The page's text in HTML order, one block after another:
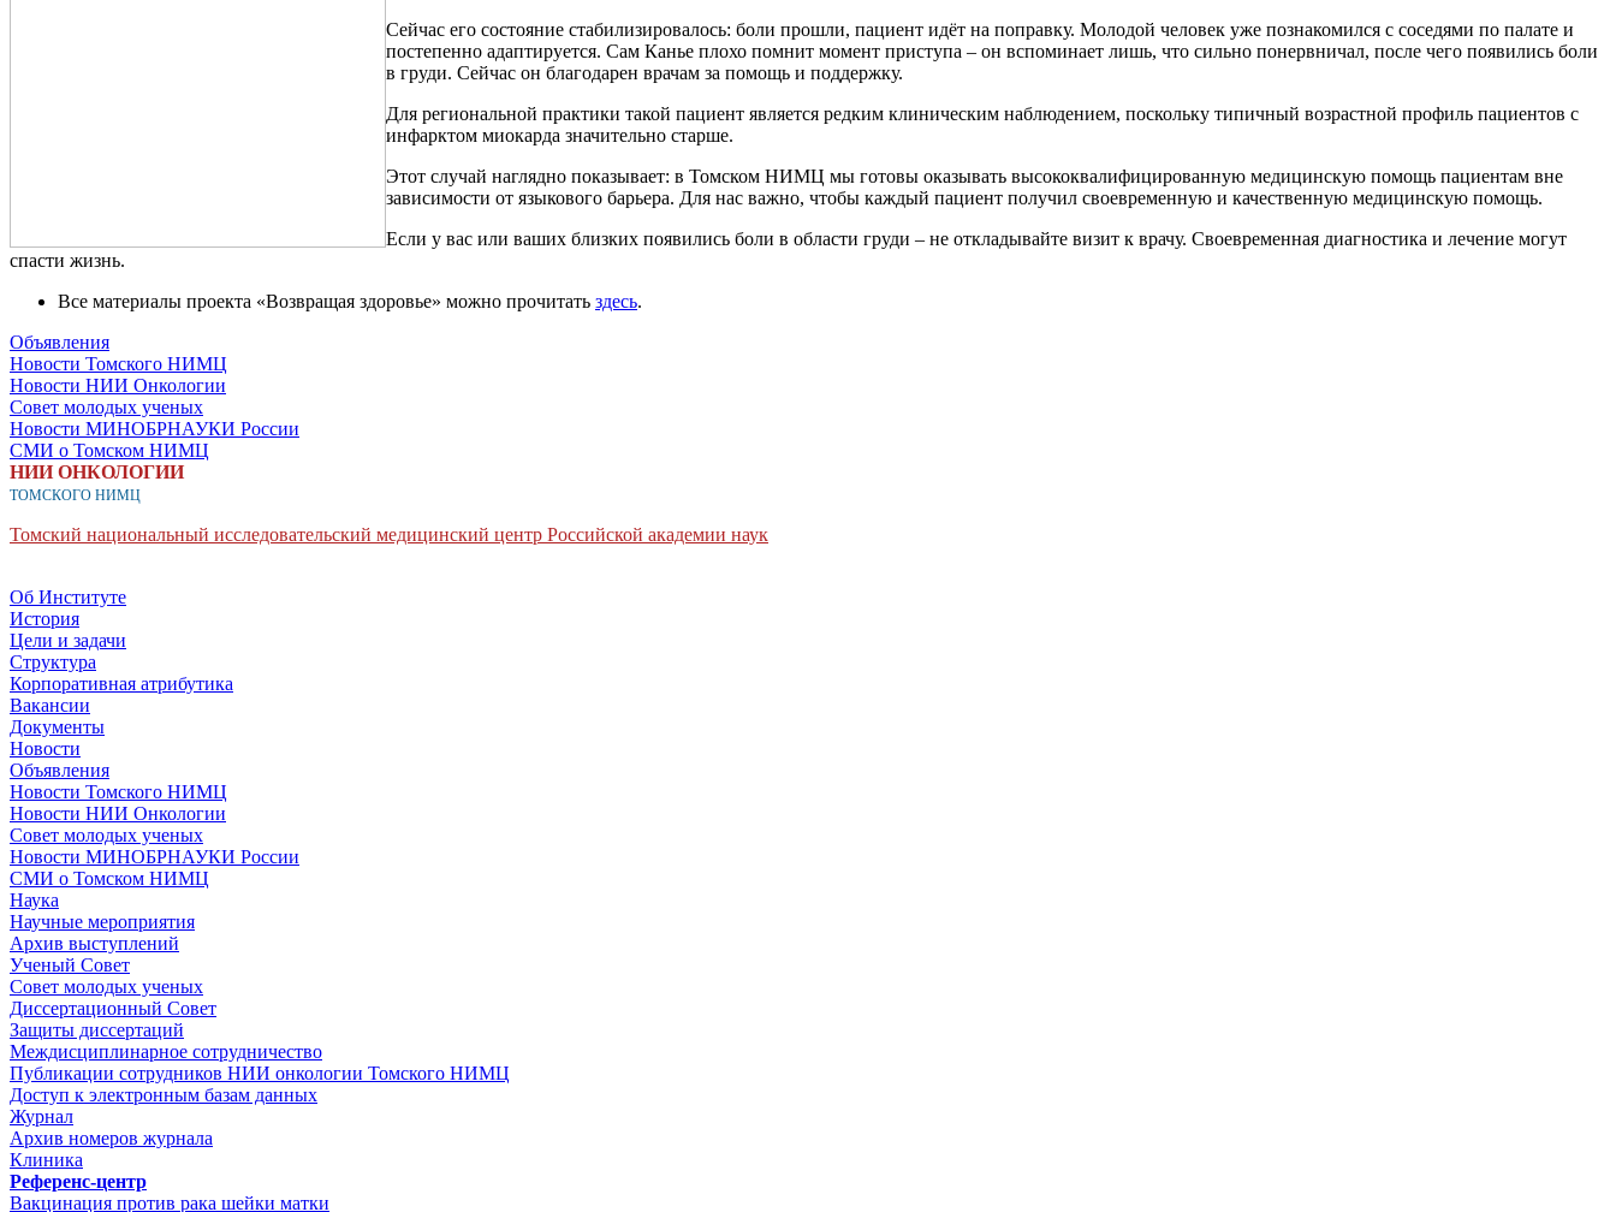
Сейчас его состояние стабилизировалось: боли прошли, пациент идёт на поправку. Молодой человек уже познакомился с соседями по палате и
постепенно адаптируется. Сам Канье плохо помнит момент приступа – он вспоминает лишь, что сильно понервничал, после чего появились боли
в груди. Сейчас он благодарен врачам за помощь и поддержку.
Для региональной практики такой пациент является редким клиническим наблюдением, поскольку типичный возрастной профиль пациентов с
инфарктом миокарда значительно старше.
Этот случай наглядно показывает: в Томском НИМЦ мы готовы оказывать высококвалифицированную медицинскую помощь пациентам вне
зависимости от языкового барьера. Для нас важно, чтобы каждый пациент получил своевременную и качественную медицинскую помощь.
Если у вас или ваших близких появились боли в области груди – не откладывайте визит к врачу. Своевременная диагностика и лечение могут
спасти жизнь.
Все материалы проекта «Возвращая здоровье» можно прочитать здесь.
Объявления
Новости Томского НИМЦ
Новости НИИ Онкологии
Совет молодых ученых
Новости МИНОБРНАУКИ России
СМИ о Томском НИМЦ
НИИ ОНКОЛОГИИ
ТОМСКОГО НИМЦ
Томский национальный исследовательский медицинский центр Российской академии наук
Об Институте
История
Цели и задачи
Структура
Корпоративная атрибутика
Вакансии
Документы
Новости
Объявления
Новости Томского НИМЦ
Новости НИИ Онкологии
Совет молодых ученых
Новости МИНОБРНАУКИ России
СМИ о Томском НИМЦ
Наука
Научные мероприятия
Архив выступлений
Ученый Совет
Совет молодых ученых
Диссертационный Совет
Защиты диссертаций
Междисциплинарное сотрудничество
Публикации сотрудников НИИ онкологии Томского НИМЦ
Доступ к электронным базам данных
Журнал
Архив номеров журнала
Клиника
Референс-центр
Вакцинация против рака шейки матки